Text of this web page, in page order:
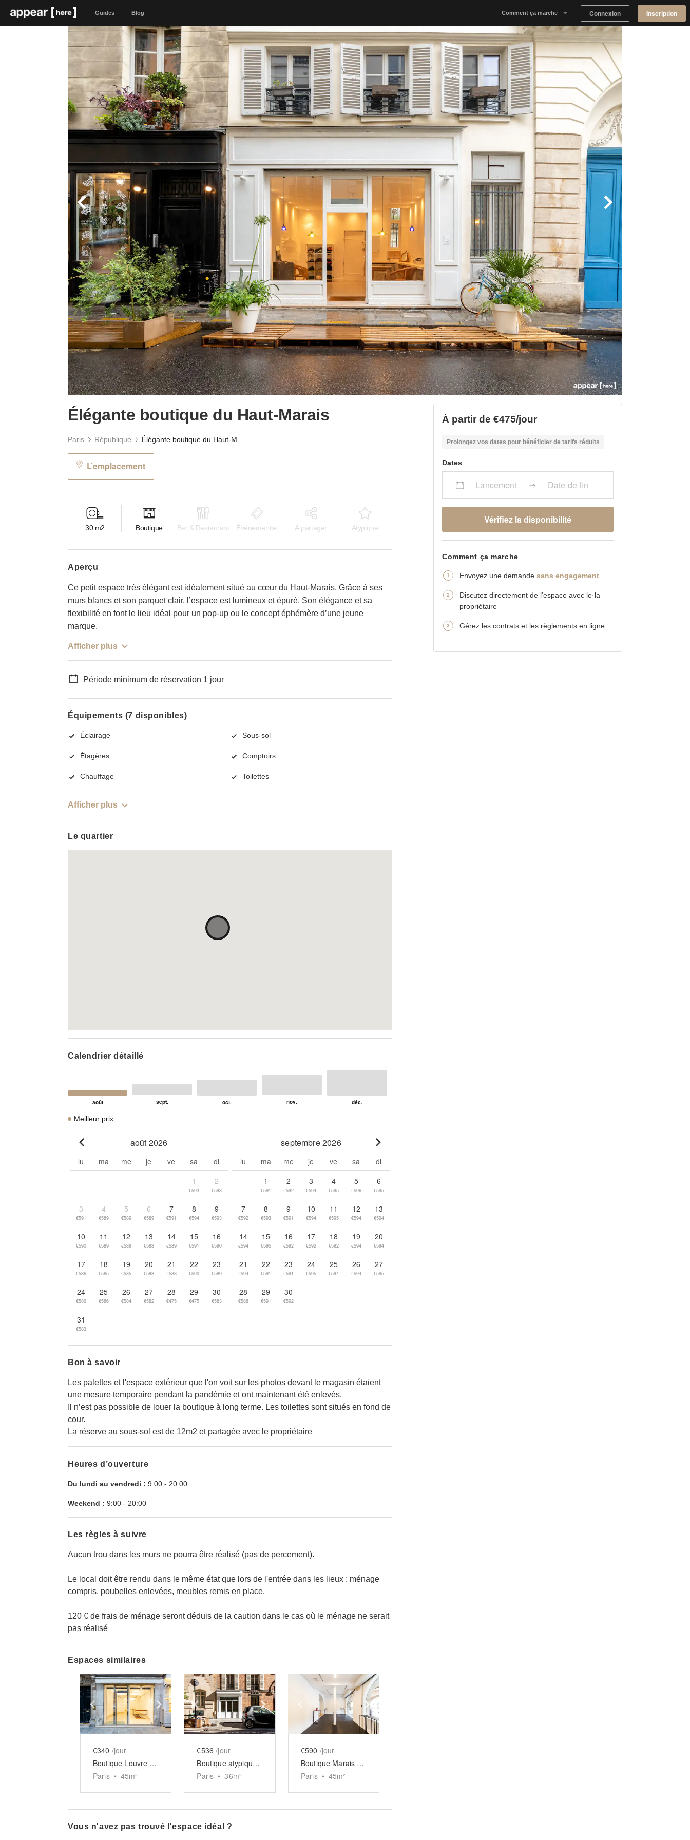
Guides Blog Comment ça marche
Notre concept
Proposer un espace
Trouver un espace
Tableau de Bord Propriétaire
Connexion Inscription
Élégante boutique du Haut-Marais
Paris République
L’emplacement
30 m2 Boutique Bar & Restaurant Événementiel À partager Atypique
aperçu
Ce petit espace très élégant est idéalement situé au cœur du Haut-Marais. Grâce à ses
murs blancs et son parquet clair, l’espace est lumineux et épuré. Son élégance et sa
flexibilité en font le lieu idéal pour un pop-up ou le concept éphémère d’une jeune
marque.
Afficher plus
Période minimum de réservation 1 jour
Équipements (7 disponibles)
Éclairage Sous-sol
Étagères Comptoirs
Chauffage Toilettes
Afficher plus
Le quartier
Calendrier détaillé
Meilleur prix
août 2026
lu ma me je ve sa
di
1
€593
2
€593
3
€591
4
€589
5
€589
6
€589
7
€591
8
€594
9
€593
10
€590
11
€589
12
€589
13
€588
14
€589
15
€591
16
€590
17
€586
18
€585
19
€585
20
€588
21
€588
22
€590
23
€589
24
€586
25
€586
26
€584
27
€582
28
€475
29
€475
30
€583
31
€583
septembre 2026
lu ma me je ve sa
di
1
€591
2
€592
3
€594
4
€595
5
€596
6
€595
7
€592
8
€593
9
€591
10
€594
11
€595
12
€594
13
€594
14
€594
15
€595
16
€592
17
€592
18
€592
19
€594
20
€594
21
€594
22
€591
23
€591
24
€595
25
€594
26
€594
27
€595
28
€588
29
€591
30
€592
Bon à savoir
Les palettes et l'espace extérieur que l'on voit sur les photos devant le magasin étaient
une mesure temporaire pendant la pandémie et ont maintenant été enlevés.
Il n’est pas possible de louer la boutique à long terme. Les toilettes sont situés en fond de
cour.
La réserve au sous-sol est de 12m2 et partagée avec le propriétaire
Heures d’ouverture
Du lundi au vendredi : 9:00 - 20:00
Weekend : 9:00 - 20:00
Les règles à suivre
Aucun trou dans les murs ne pourra être réalisé (pas de percement).
Le local doit être rendu dans le même état que lors de l'entrée dans les lieux : ménage
compris, poubelles enlevées, meubles remis en place.
120 € de frais de ménage seront déduis de la caution dans le cas où le ménage ne serait
pas réalisé
Espaces similaires
Show previous slideShow next slide
€340 /jour
Boutique Louvre Saint-Honoré
Paris • 45m²
Show previous slideShow next slide
€536 /jour
Boutique atypique de Bretagne
Paris • 36m²
Show previous slideShow next slide
€590 /jour
Boutique Marais sur Place Prestigieuse
Paris • 45m²
Vous n'avez pas trouvé l'espace idéal ?
À partir de €475/jour
Prolongez vos dates pour bénéficier de tarifs réduits
Dates
Lancement Date de fin
Vérifiez la disponibilité
Comment ça marche
Envoyez une demandesans engagement
Discutez directement de l’espace avec le·la
propriétaire
Gérez les contrats et les règlements en ligne